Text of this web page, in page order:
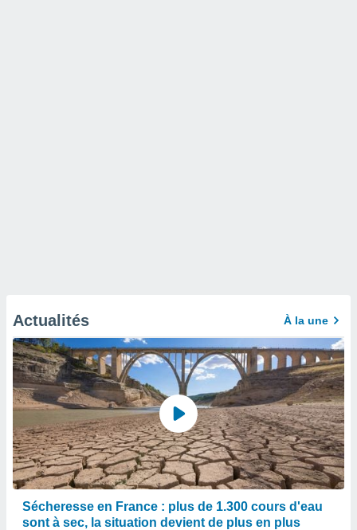
Actualités À la une
Sécheresse en France : plus de 1.300 cours d'eau
sont à sec, la situation devient de plus en plus